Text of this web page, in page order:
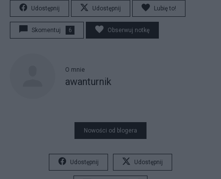
Udostępnij Udostępnij Lubię to!
Skomentuj 6 Obserwuj notkę
O mnie
awanturnik
Nowości od blogera
Udostępnij Udostępnij